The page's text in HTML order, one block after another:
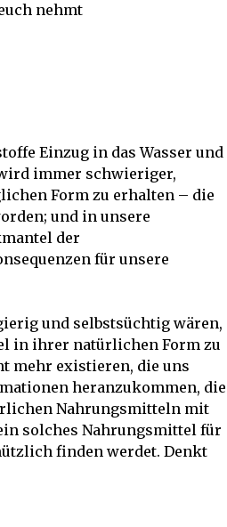
nehmt
Einzug in das Wasser und
immer schwieriger,
Form zu erhalten – die
und in unsere
der
für unsere
und selbstsüchtig wären,
in ihrer natürlichen Form zu
mehr existieren, die uns
heranzukommen, die
Nahrungsmitteln mit
solches Nahrungsmittel für
finden werdet. Denkt